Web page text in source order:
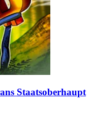
Staatsoberhaupt